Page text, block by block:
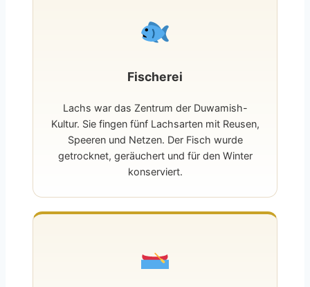
Fischerei
Lachs war das Zentrum der Duwamish-
Kultur. Sie fingen fünf Lachsarten mit Reusen,
Speeren und Netzen. Der Fisch wurde
getrocknet, geräuchert und für den Winter
konserviert.